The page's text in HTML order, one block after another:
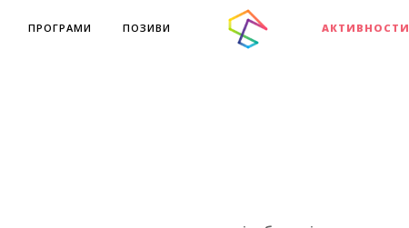
ПРОГРАМИ ПОЗИВИ АКТИВНОСТИ